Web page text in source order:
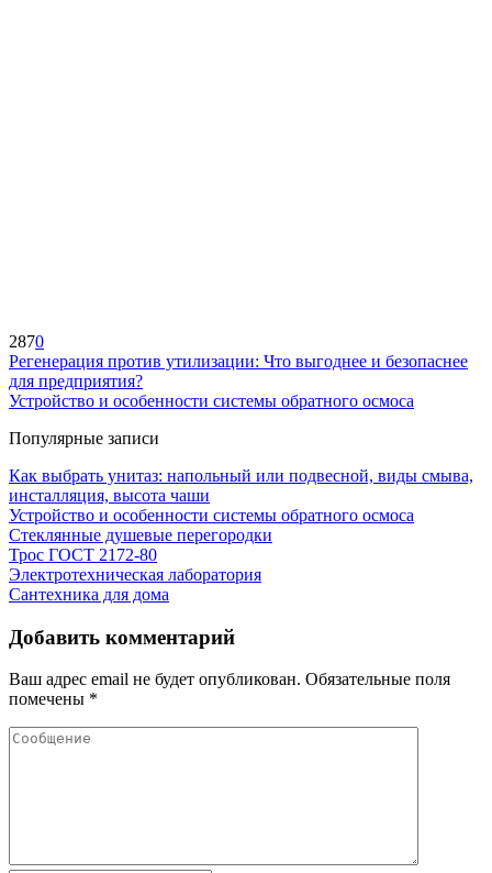
2870
Регенерация против утилизации: Что выгоднее и безопаснее
для предприятия?
Устройство и особенности системы обратного осмоса
Популярные записи
Как выбрать унитаз: напольный или подвесной, виды смыва,
инсталляция, высота чаши
Устройство и особенности системы обратного осмоса
Стеклянные душевые перегородки
Трос ГОСТ 2172-80
Электротехническая лаборатория
Сантехника для дома
Добавить комментарий
Ваш адрес email не будет опубликован. Обязательные поля
помечены *